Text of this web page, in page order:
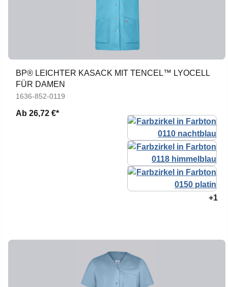
BP® LEICHTER KASACK MIT TENCEL™ LYOCELL
FÜR DAMEN
1636-852-0119
Ab 26,72 €*
+1